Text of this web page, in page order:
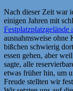
Nach dieser Zeit war
einigen Jahren mit
ausnahmsweise ohne
bißchen schwierig
essen gehen, aber
sagte, alle
etwas früher hin, um
Freude stellten wir